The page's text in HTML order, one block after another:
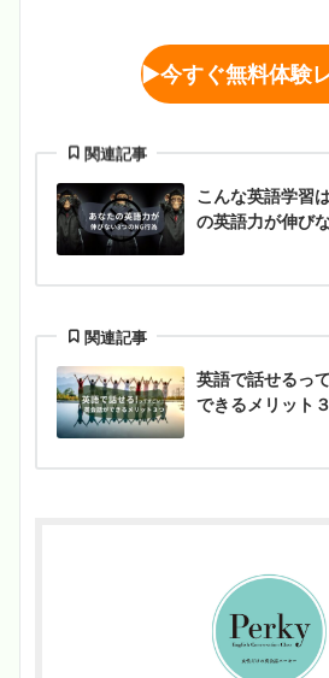
▶︎今すぐ無料体験
関連記事
こんな英語学習
の英語力が伸び
関連記事
英語で話せるっ
できるメリット